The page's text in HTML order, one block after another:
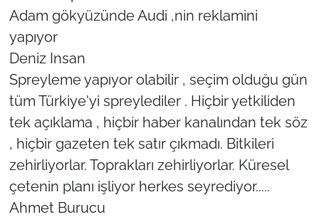
Adam gökyüzünde Audi ,nin reklamini
yapıyor
Deniz Insan
Spreyleme yapıyor olabilir , seçim olduğu gün
tüm Türkiye'yi spreylediler . Hiçbir yetkiliden
tek açıklama , hiçbir haber kanalından tek söz
, hiçbir gazeten tek satır çıkmadı. Bitkileri
zehirliyorlar. Toprakları zehirliyorlar. Küresel
çetenin planı işliyor herkes seyrediyor.....
Ahmet Burucu